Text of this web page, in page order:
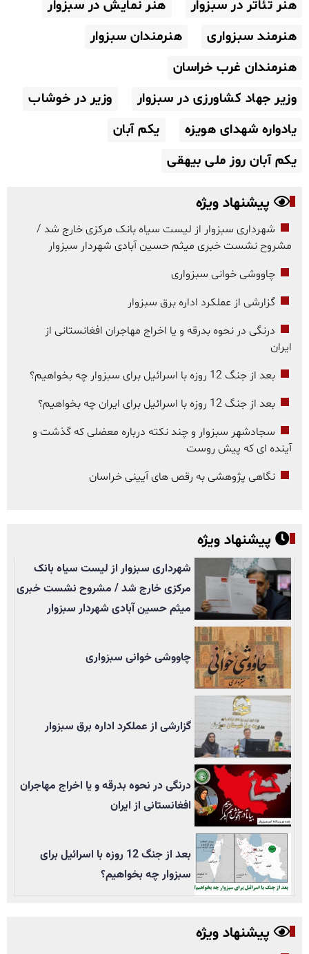
هنر تئاتر در سبزوار
هنر نمایش در سبزوار
هنرمند سبزواری
هنرمندان سبزوار
هنرمندان غرب خراسان
وزیر جهاد کشاورزی در سبزوار
وزیر در خوشاب
یادواره شهدای هویزه
یکم آبان
یکم آبان روز ملی بیهقی
پیشنهاد ویژه
شهرداری سبزوار از لیست سیاه بانک مرکزی خارج شد /
مشروح نشست خبری میثم حسین آبادی شهردار سبزوار
چاووشی خوانی سبزواری
گزارشی از عملکرد اداره برق سبزوار
درنگی در نحوه بدرقه و یا اخراج مهاجران افغانستانی از
ایران
بعد از جنگ 12 روزه با اسرائیل برای سبزوار چه بخواهیم؟
بعد از جنگ 12 روزه با اسرائیل برای ایران چه بخواهیم؟
سجادشهر سبزوار و چند نکته درباره معضلی که گذشت و
آینده ای که پیش روست
نگاهی پژوهشی به رقص های آیینی خراسان
پیشنهاد ویژه
شهرداری سبزوار از لیست سیاه بانک
مرکزی خارج شد / مشروح نشست خبری
میثم حسین آبادی شهردار سبزوار
چاووشی خوانی سبزواری
گزارشی از عملکرد اداره برق سبزوار
درنگی در نحوه بدرقه و یا اخراج مهاجران
افغانستانی از ایران
بعد از جنگ 12 روزه با اسرائیل برای
سبزوار چه بخواهیم؟
پیشنهاد ویژه